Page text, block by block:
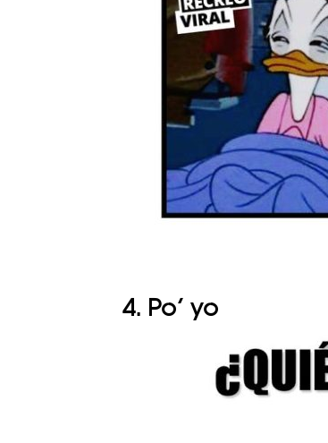
4. Po’ yo